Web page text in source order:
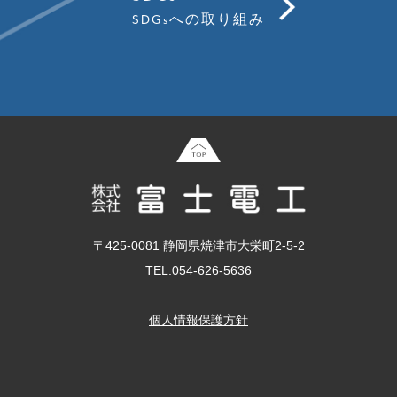
SDGsへの取り組み
〒425-0081 静岡県焼津市大栄町2-5-2
TEL.054-626-5636
個人情報保護方針